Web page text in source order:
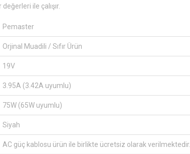
ile çalışır.
Pemaster
Orjinal Muadili / Sıfır Ürün
19V
3.95A (3.42A uyumlu)
75W (65W uyumlu)
Siyah
AC güç kablosu ürün ile birlikte ücretsiz olarak verilmektedir.